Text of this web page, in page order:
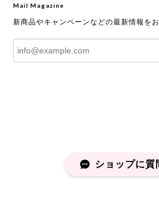
Mail Magazine
新商品やキャンペーンなどの最新情報を
ショップに質